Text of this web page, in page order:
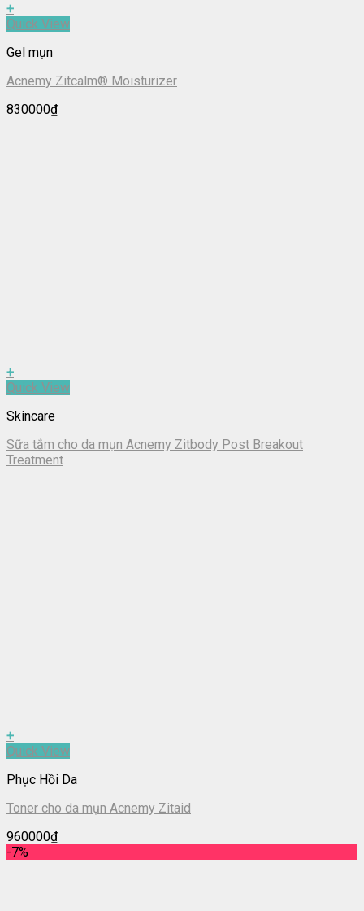
+
Quick View
Gel mụn
Acnemy Zitcalm® Moisturizer
830000₫
+
Quick View
Skincare
Sữa tắm cho da mụn Acnemy Zitbody Post Breakout
Treatment
+
Quick View
Phục Hồi Da
Toner cho da mụn Acnemy Zitaid
960000₫
-7%